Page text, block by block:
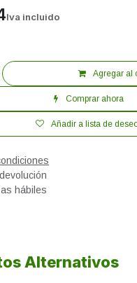
Iva incluido
Agregar al
Comprar ahora
Añadir a lista de
hábiles
Alternativos